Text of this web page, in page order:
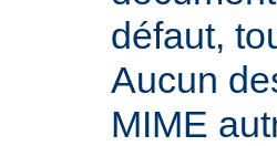
défaut,
Aucun
MIME